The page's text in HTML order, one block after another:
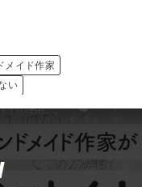
メイド作家
い